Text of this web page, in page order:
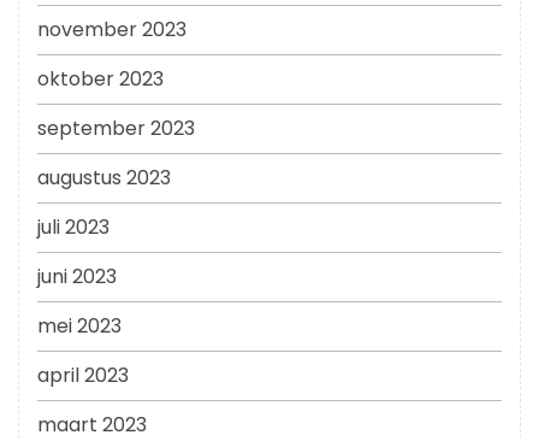
november 2023
oktober 2023
september 2023
augustus 2023
juli 2023
juni 2023
mei 2023
april 2023
maart 2023